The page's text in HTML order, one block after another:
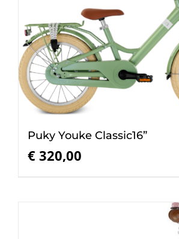
Puky Youke Classic16”
€ 320,00